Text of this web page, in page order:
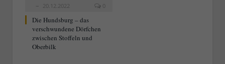
20.12.2022
0
Die Hundsburg – das
verschwundene Dörfchen
zwischen Stoffeln und
Oberbilk